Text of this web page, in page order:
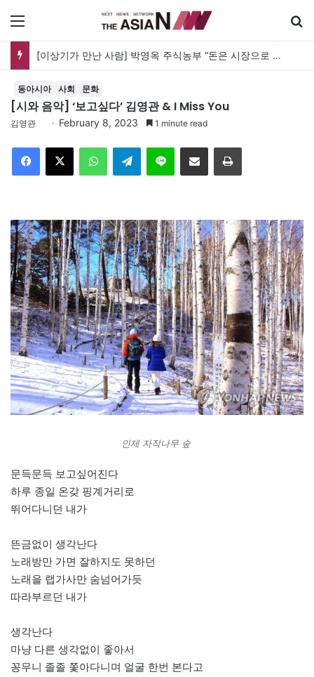
[이상기가 만난 사람] 박영옥 주식농부 “돈은 시장으로 갔지만, 투자는 사라지고 거래만 남았다”
동아시아 사회 문화
[시와 음악] ‘보고싶다’ 김영관 & I Miss You
김영관 February 8, 2023 1 minute read
Telegram 이메일
인제 자작나무 숲
문득문득 보고싶어진다
하루 종일 온갖 핑계거리로
뛰어다니던 내가
뜬금없이 생각난다
노래방만 가면 잘하지도 못하던
노래을 랩가사만 숨넘어가듯
따라부르던 내가
생각난다
마냥 다른 생각없이 좋아서
꽁무니 졸졸 쫓아다니며 얼굴 한번 본다고